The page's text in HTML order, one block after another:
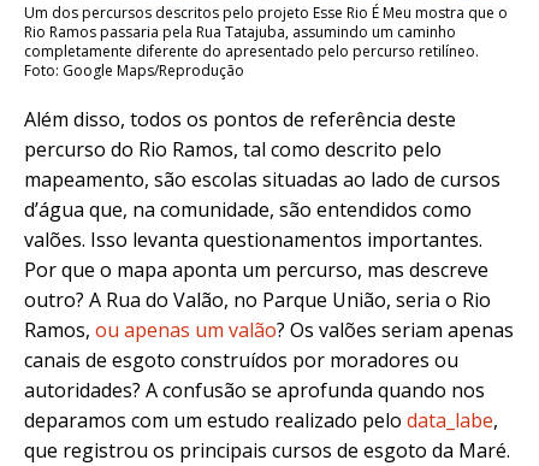
Um dos percursos descritos pelo projeto Esse Rio É Meu mostra que o
Rio Ramos passaria pela Rua Tatajuba, assumindo um caminho
completamente diferente do apresentado pelo percurso retilíneo.
Foto: Google Maps/Reprodução
Além disso, todos os pontos de referência deste
percurso do Rio Ramos, tal como descrito pelo
mapeamento, são escolas situadas ao lado de cursos
d’água que, na comunidade, são entendidos como
valões. Isso levanta questionamentos importantes.
Por que o mapa aponta um percurso, mas descreve
outro? A Rua do Valão, no Parque União, seria o Rio
Ramos, ou apenas um valão? Os valões seriam apenas
canais de esgoto construídos por moradores ou
autoridades? A confusão se aprofunda quando nos
deparamos com um estudo realizado pelo data_labe,
que registrou os principais cursos de esgoto da Maré.